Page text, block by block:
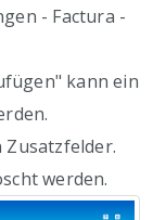
- Factura -
kann ein
Zusatzfelder.
werden.